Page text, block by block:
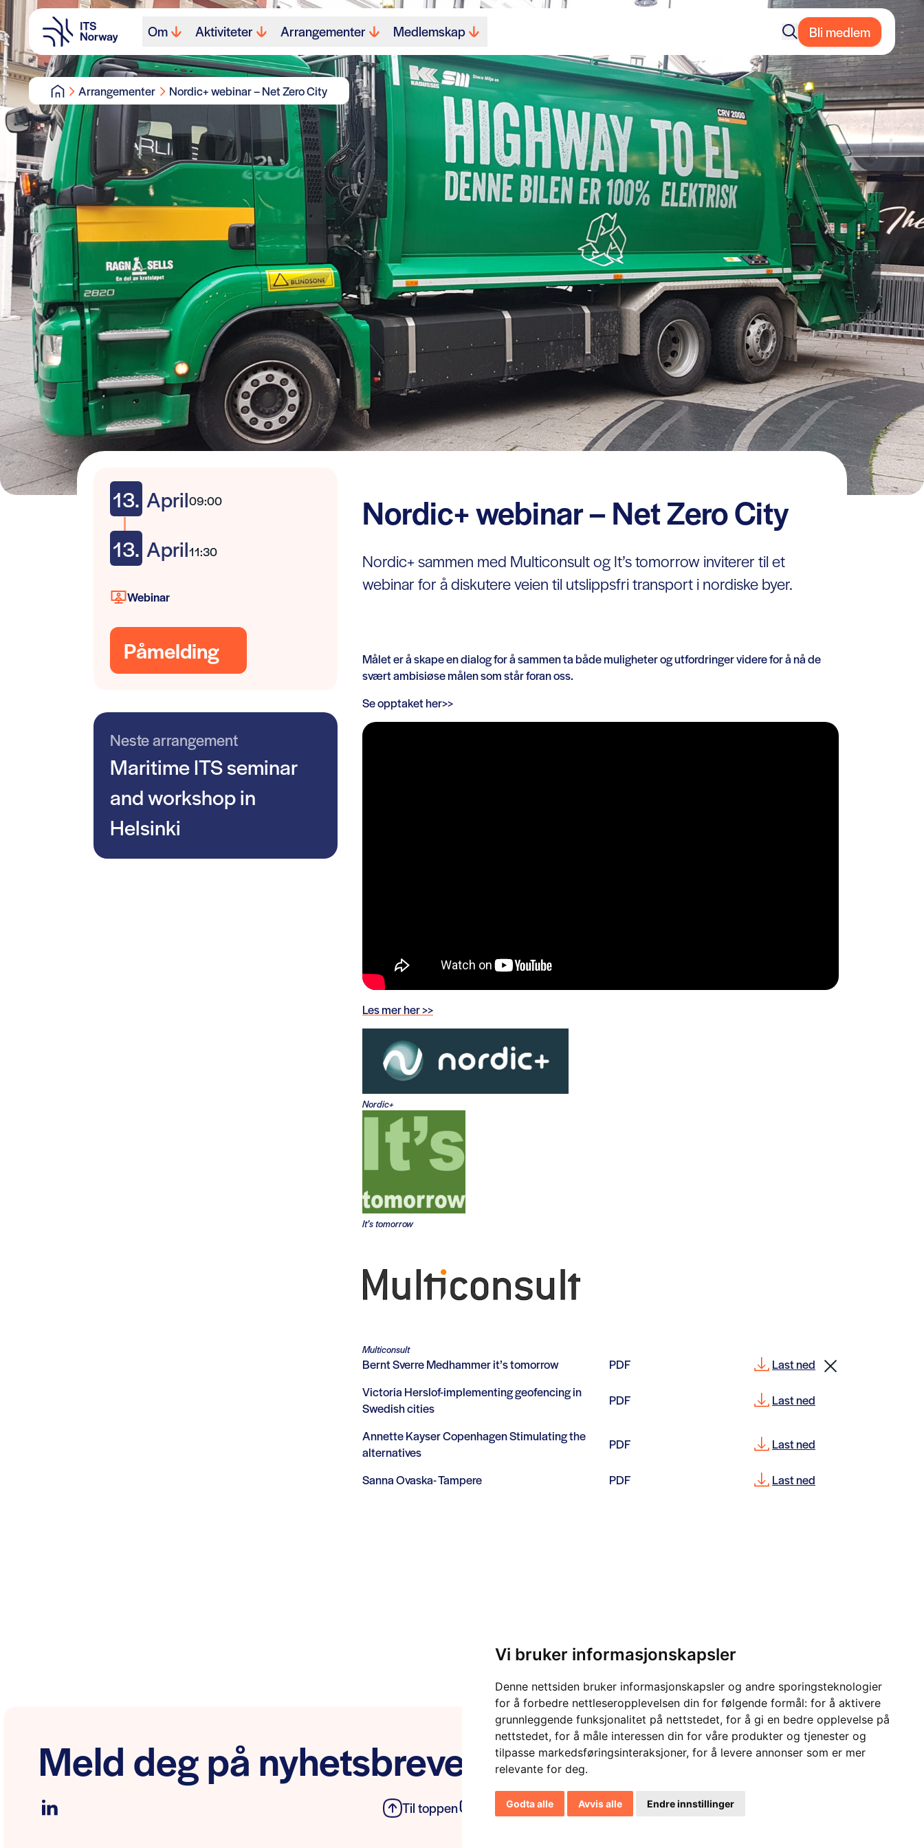
Vi bruker informasjonskapsler
Denne nettsiden bruker informasjonskapsler og andre sporingsteknologier
for å forbedre nettleseropplevelsen din for følgende formål: for å aktivere
grunnleggende funksjonalitet på nettstedet, for å gi en bedre opplevelse på
nettstedet, for å måle interessen din for våre produkter og tjenester og
tilpasse markedsføringsinteraksjoner, for å levere annonser som er mer
relevante for deg.
Godta alle Avvis alle Endre innstillinger
Om Aktiviteter Arrangementer Medlemskap Bli medlem
Arrangementer Nordic+ webinar – Net Zero City
13. April09:00
13. April11:30
Webinar
Påmelding
Neste arrangement
Maritime ITS seminar
and workshop in
Helsinki
Nordic+ webinar – Net Zero City
Nordic+ sammen med Multiconsult og It’s tomorrow inviterer til et
webinar for å diskutere veien til utslippsfri transport i nordiske byer.
Målet er å skape en dialog for å sammen ta både muligheter og utfordringer videre for å nå de
svært ambisiøse målen som står foran oss.
Se opptaket her>>
Les mer her >>
Nordic+
It’s tomorrow
Multiconsult
Bernt Sverre Medhammer it’s tomorrow PDF
Last ned
Victoria Herslof-implementing geofencing in
Swedish cities
PDF Last ned
Annette Kayser Copenhagen Stimulating the
alternatives
PDF Last ned
Sanna Ovaska- Tampere PDF Last ned
Meld deg på nyhetsbrevet vårt
Til toppen Personvern